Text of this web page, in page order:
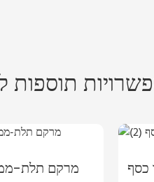
תוספות
מרקם תלת-
כסף